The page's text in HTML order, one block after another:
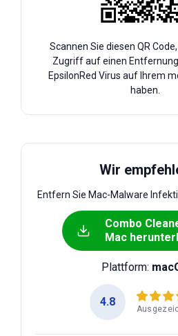
Scannen Sie diesen QR
Zugriff auf einen
EpsilonRed Virus auf Ihrem
haben.
Wir
Entfern Sie Mac-Malware
Combo
Mac
Plattform:
4.8